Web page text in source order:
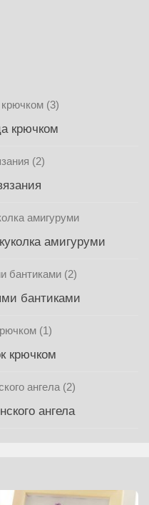
крючком
амигуруми
бантиками
крючком
ангела